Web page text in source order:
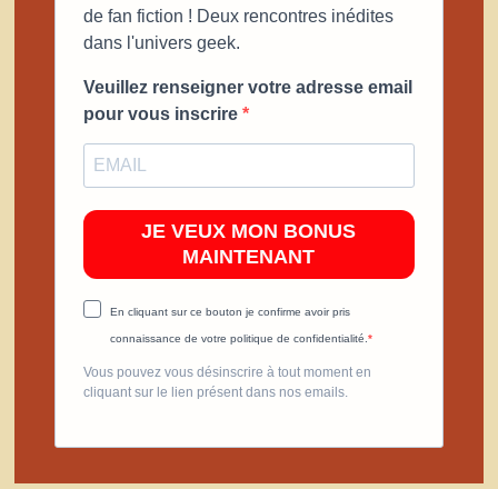
de fan fiction ! Deux rencontres inédites
dans l'univers geek.
Veuillez renseigner votre adresse email
pour vous inscrire
JE VEUX MON BONUS
MAINTENANT
En cliquant sur ce bouton je confirme avoir pris
connaissance de votre politique de confidentialité.
Vous pouvez vous désinscrire à tout moment en
cliquant sur le lien présent dans nos emails.